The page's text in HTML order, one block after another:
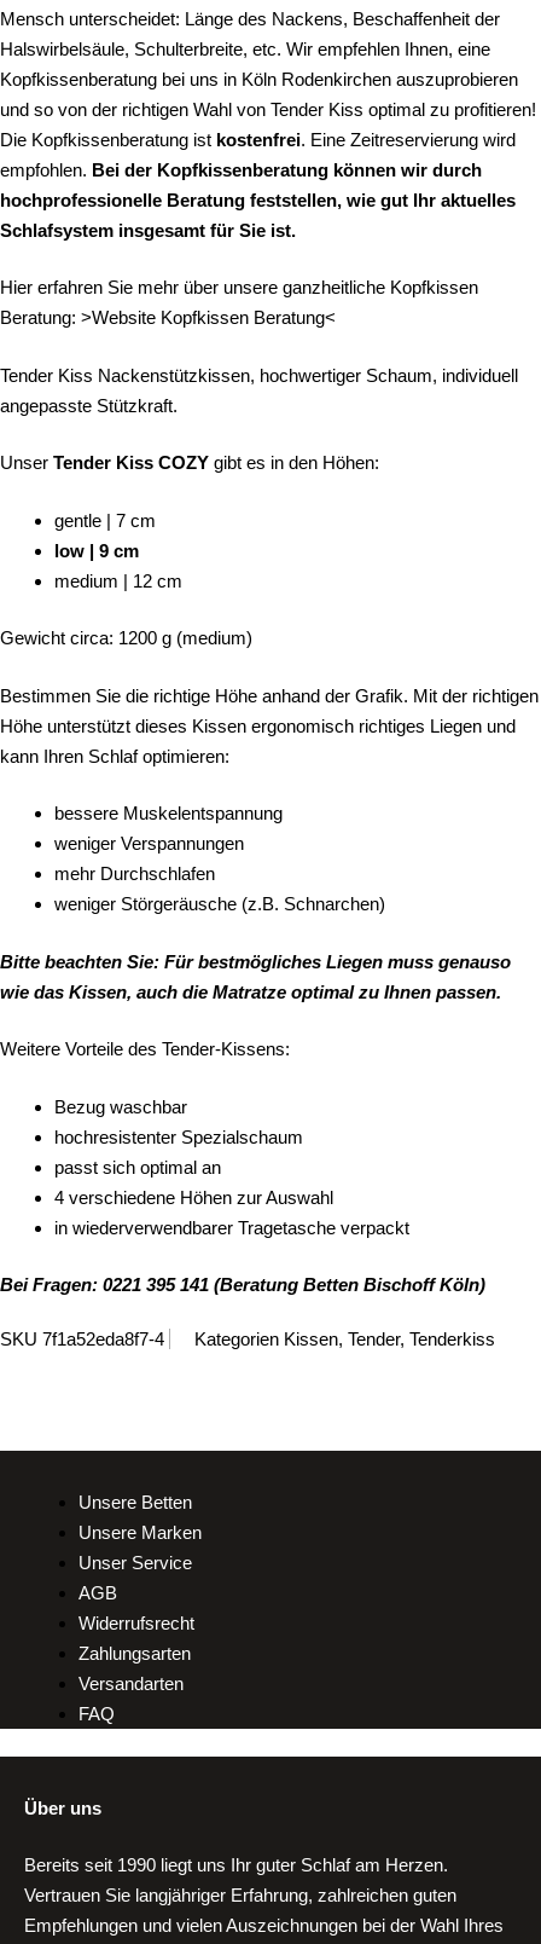
Mensch unterscheidet: Länge des Nackens, Beschaffenheit der
Halswirbelsäule, Schulterbreite, etc. Wir empfehlen Ihnen, eine
Kopfkissenberatung bei uns in Köln Rodenkirchen auszuprobieren
und so von der richtigen Wahl von Tender Kiss optimal zu profitieren!
Die Kopfkissenberatung ist kostenfrei. Eine Zeitreservierung wird
empfohlen. Bei der Kopfkissenberatung können wir durch
hochprofessionelle Beratung feststellen, wie gut Ihr aktuelles
Schlafsystem insgesamt für Sie ist.
Hier erfahren Sie mehr über unsere ganzheitliche Kopfkissen
Beratung: >Website Kopfkissen Beratung<
Tender Kiss Nackenstützkissen, hochwertiger Schaum, individuell
angepasste Stützkraft.
Unser Tender Kiss COZY gibt es in den Höhen:
gentle | 7 cm
low | 9 cm
medium | 12 cm
Gewicht circa: 1200 g (medium)
Bestimmen Sie die richtige Höhe anhand der Grafik. Mit der richtigen
Höhe unterstützt dieses Kissen ergonomisch richtiges Liegen und
kann Ihren Schlaf optimieren:
bessere Muskelentspannung
weniger Verspannungen
mehr Durchschlafen
weniger Störgeräusche (z.B. Schnarchen)
Bitte beachten Sie: Für bestmögliches Liegen muss genauso
wie das Kissen, auch die Matratze optimal zu Ihnen passen.
Weitere Vorteile des Tender-Kissens:
Bezug waschbar
hochresistenter Spezialschaum
passt sich optimal an
4 verschiedene Höhen zur Auswahl
in wiederverwendbarer Tragetasche verpackt
Bei Fragen: 0221 395 141 (Beratung Betten Bischoff Köln)
SKU 7f1a52eda8f7-4 Kategorien Kissen, Tender, Tenderkiss
Unsere Betten
Unsere Marken
Unser Service
AGB
Widerrufsrecht
Zahlungsarten
Versandarten
FAQ
Über uns
Bereits seit 1990 liegt uns Ihr guter Schlaf am Herzen.
Vertrauen Sie langjähriger Erfahrung, zahlreichen guten
Empfehlungen und vielen Auszeichnungen bei der Wahl Ihres